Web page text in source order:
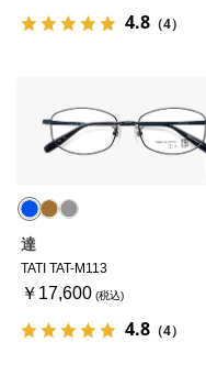
4.8 （4）
達
TATI TAT-M113
￥17,600
4.8 （4）